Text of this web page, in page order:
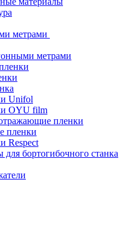
метрами
метрами
Unifol
OYU film
пленки
пленки
Respect
бортогибочного станка